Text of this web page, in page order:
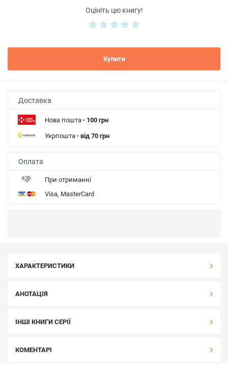
Оцініть цю книгу!
Купити
Доставка
Нова пошта- 100 грн
Укрпошта- від 70 грн
Оплата
При отриманні
Visa, MasterCard
ХАРАКТЕРИСТИКИ
АНОТАЦІЯ
ІНШІ КНИГИ СЕРІЇ
КОМЕНТАРІ